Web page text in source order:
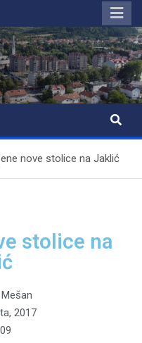
nove stolice na Jaklić
stolice na
2017